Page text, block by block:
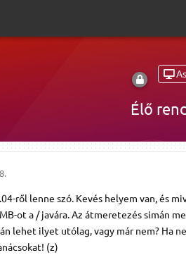
Élő
ről lenne szó. Kevés helyem van, és
ot a / javára. Az átmeretezés simán
lehet ilyet utólag, vagy már nem? Ha
(z)